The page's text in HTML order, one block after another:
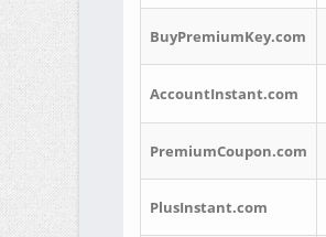
BuyPremiumKey.com
AccountInstant.com
PremiumCoupon.com
PlusInstant.com